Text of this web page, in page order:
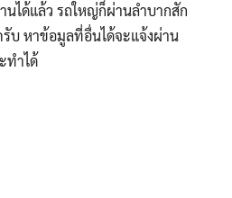
นได้แล้ว รถใหญ่ก็ผ่านลำบากสัก
บ หาข้อมูลที่อื่นได้จะแจ้งผ่าน
ทำได้